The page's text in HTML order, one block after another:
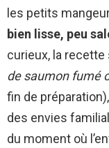
les petits
bien lisse, peu
curieux, la recette
de saumon fumé
fin de
des envies
du moment où